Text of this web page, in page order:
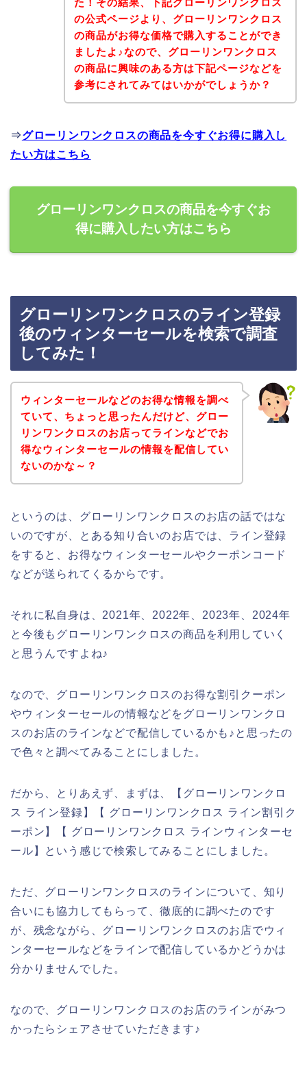
た！その結果、下記グローリンワンクロス
の公式ページより、グローリンワンクロス
の商品がお得な価格で購入することができ
ましたよ♪なので、グローリンワンクロス
の商品に興味のある方は下記ページなどを
参考にされてみてはいかがでしょうか？
⇒グローリンワンクロスの商品を今すぐお得に購入し
たい方はこちら
グローリンワンクロスの商品を今すぐお
得に購入したい方はこちら
グローリンワンクロスのライン登録
後のウィンターセールを検索で調査
してみた！
ウィンターセールなどのお得な情報を調べ
ていて、ちょっと思ったんだけど、グロー
リンワンクロスのお店ってラインなどでお
得なウィンターセールの情報を配信してい
ないのかな～？
というのは、グローリンワンクロスのお店の話ではな
いのですが、とある知り合いのお店では、ライン登録
をすると、お得なウィンターセールやクーポンコード
などが送られてくるからです。
それに私自身は、2021年、2022年、2023年、2024年
と今後もグローリンワンクロスの商品を利用していく
と思うんですよね♪
なので、グローリンワンクロスのお得な割引クーポン
やウィンターセールの情報などをグローリンワンクロ
スのお店のラインなどで配信しているかも♪と思ったの
で色々と調べてみることにしました。
だから、とりあえず、まずは、【グローリンワンクロ
ス ライン登録】【 グローリンワンクロス ライン割引ク
ーポン】【 グローリンワンクロス ラインウィンターセ
ール】という感じで検索してみることにしました。
ただ、グローリンワンクロスのラインについて、知り
合いにも協力してもらって、徹底的に調べたのです
が、残念ながら、グローリンワンクロスのお店でウィ
ンターセールなどをラインで配信しているかどうかは
分かりませんでした。
なので、グローリンワンクロスのお店のラインがみつ
かったらシェアさせていただきます♪